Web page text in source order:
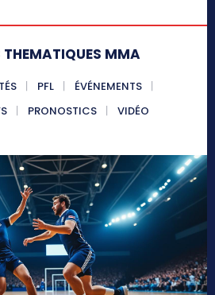
THEMATIQUES MMA
PFL
ÉVÉNEMENTS
PRONOSTICS VIDÉO